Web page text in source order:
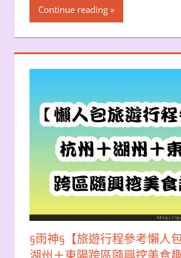
Continue reading
§雨神§【旅遊行程參考懶人